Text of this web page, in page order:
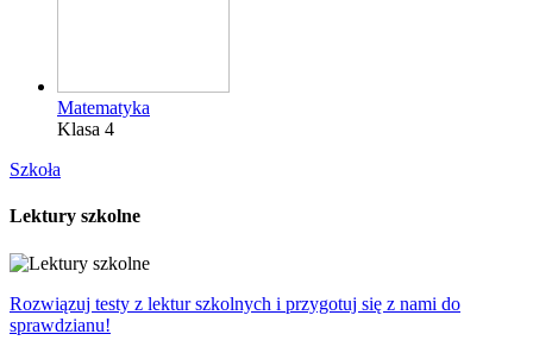
Matematyka
Klasa 4
Szkoła
Lektury szkolne
Rozwiązuj testy z lektur szkolnych i przygotuj się z nami do
sprawdzianu!